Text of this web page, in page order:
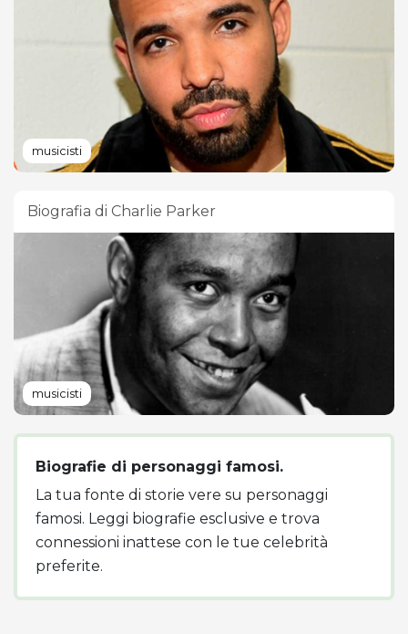
musicisti
Biografia di Charlie Parker
musicisti
Biografie di personaggi famosi.
La tua fonte di storie vere su personaggi
famosi. Leggi biografie esclusive e trova
connessioni inattese con le tue celebrità
preferite.